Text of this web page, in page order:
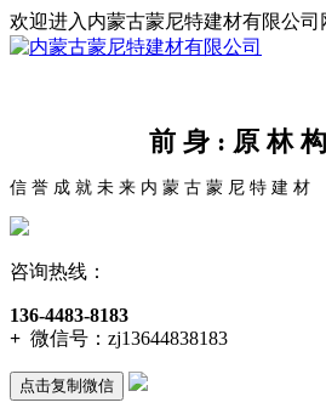
欢迎进入内蒙古蒙尼特建材有限公司
前 身 : 原 林
信 誉 成 就 未 来 内 蒙 古 蒙 尼 特 建 材
咨询热线：
136-4483-8183
+ 微信号： zj13644838183
点击复制微信